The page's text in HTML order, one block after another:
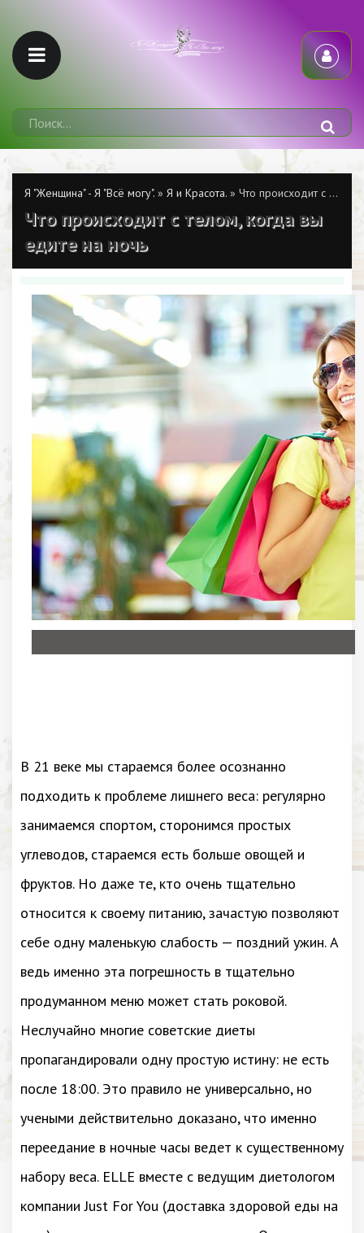
Я "Женщина" - Я "Всё могу". » Я и Красота. » Что происходит с телом, когда вы едите на ночь
Что происходит с телом, когда вы
едите на ночь
В 21 веке мы стараемся более осознанно
подходить к проблеме лишнего веса: регулярно
занимаемся спортом, сторонимся простых
углеводов, стараемся есть больше овощей и
фруктов. Но даже те, кто очень тщательно
относится к своему питанию, зачастую позволяют
себе одну маленькую слабость — поздний ужин. А
ведь именно эта погрешность в тщательно
продуманном меню может стать роковой.
Неслучайно многие советские диеты
пропагандировали одну простую истину: не есть
после 18:00. Это правило не универсально, но
учеными действительно доказано, что именно
переедание в ночные часы ведет к существенному
набору веса. ELLE вместе с ведущим диетологом
компании Just For You (доставка здоровой еды на